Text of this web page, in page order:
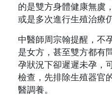
的是雙方身體健康無虞
或是多次進行生殖治療
中醫師周宗翰提醒，不
是女方，甚至雙方都有
孕狀況下卻遲遲未孕，
檢查，先排除生殖器官
醫調養。